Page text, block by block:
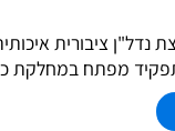
נדל"ן ציבורית
מפתח במחלקת